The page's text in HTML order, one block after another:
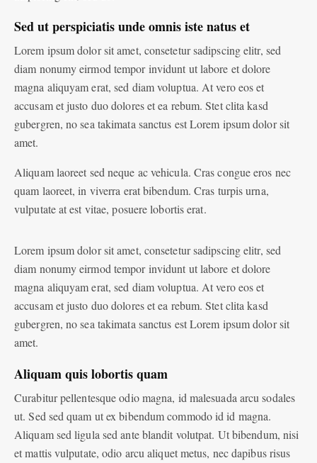
Sed ut perspiciatis unde omnis iste natus et
Lorem ipsum dolor sit amet, consetetur sadipscing elitr, sed
diam nonumy eirmod tempor invidunt ut labore et dolore
magna aliquyam erat, sed diam voluptua. At vero eos et
accusam et justo duo dolores et ea rebum. Stet clita kasd
gubergren, no sea takimata sanctus est Lorem ipsum dolor sit
amet.
Aliquam laoreet sed neque ac vehicula. Cras congue eros nec
quam laoreet, in viverra erat bibendum. Cras turpis urna,
vulputate at est vitae, posuere lobortis erat.
Lorem ipsum dolor sit amet, consetetur sadipscing elitr, sed
diam nonumy eirmod tempor invidunt ut labore et dolore
magna aliquyam erat, sed diam voluptua. At vero eos et
accusam et justo duo dolores et ea rebum. Stet clita kasd
gubergren, no sea takimata sanctus est Lorem ipsum dolor sit
amet.
Aliquam quis lobortis quam
Curabitur pellentesque odio magna, id malesuada arcu sodales
ut. Sed sed quam ut ex bibendum commodo id id magna.
Aliquam sed ligula sed ante blandit volutpat. Ut bibendum, nisi
et mattis vulputate, odio arcu aliquet metus, nec dapibus risus